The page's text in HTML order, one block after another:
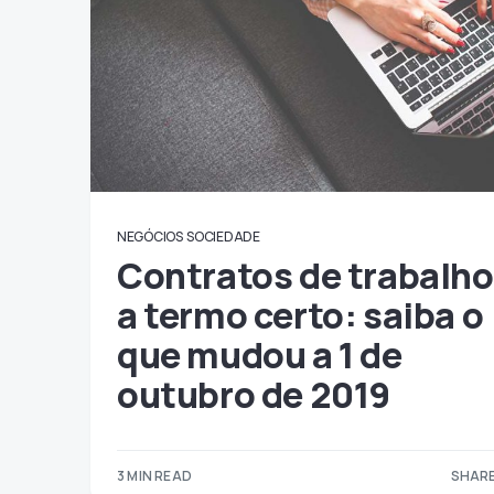
NEGÓCIOS SOCIEDADE
Contratos de trabalho
a termo certo: saiba o
que mudou a 1 de
outubro de 2019
3 MIN READ